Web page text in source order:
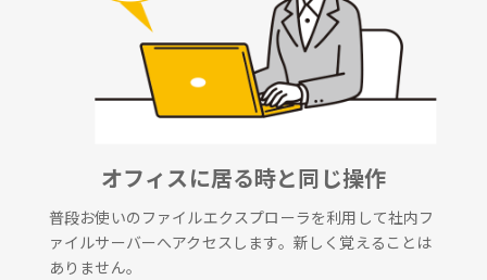
オフィスに居る時と同じ操作
普段お使いのファイルエクスプローラを利用して社内フ
ァイルサーバーへアクセスします。新しく覚えることは
ありません。